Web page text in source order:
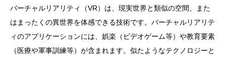
バーチャルリアリティ（VR）は、現実世界と類似の空間、また
はまったくの異世界を体感できる技術です。バーチャルリアリテ
ィのアプリケーションには、娯楽（ビデオゲーム等）や教育要素
（医療や軍事訓練等）が含まれます。似たようなテクノロジーと